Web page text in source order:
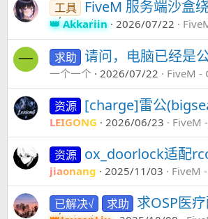
工具 FiveM 服务端沙盒
Akkariin 2026/07/22
一 求助 请问，电脑已经是
一个一个 2026/07/22 FiveM -
资源 [charge]雷公
LEIGONG 2026/06/23 FiveM
资源 ox_doorlock适配
jiaonang 2025/11/03 FiveM
已解决√ 求助 求OSP医